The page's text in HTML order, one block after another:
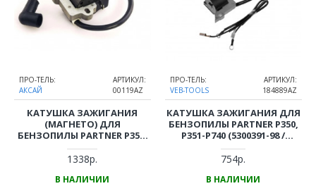
ПРО-ТЕЛЬ:
АКСАЙ
АРТИКУЛ:
00119AZ
КАТУШКА ЗАЖИГАНИЯ
(МАГНЕТО) ДЛЯ
БЕНЗОПИЛЫ PARTNER P350,
P351, P352
1338р.
В НАЛИЧИИ
ПРО-ТЕЛЬ:
VEB-TOOLS
АРТИКУЛ:
184889AZ
КАТУШКА ЗАЖИГАНИЯ ДЛЯ
БЕНЗОПИЛЫ PARTNER P350,
P351-P740 (5300391-98 /
530039198)
754р.
В НАЛИЧИИ